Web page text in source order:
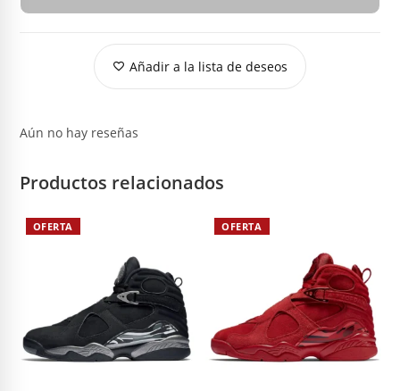
Añadir a la lista de deseos
Aún no hay reseñas
Productos relacionados
OFERTA OFERTA